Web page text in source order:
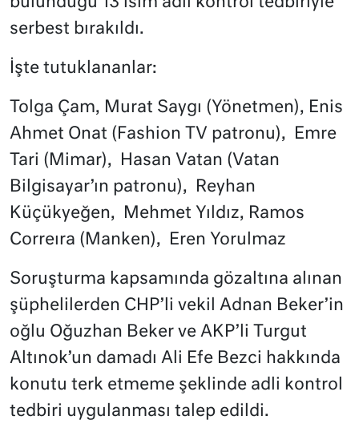
serbest bırakıldı.
İşte tutuklananlar:
Tolga Çam, Murat Saygı (Yönetmen), Enis
Ahmet Onat (Fashion TV patronu), Emre
Tari (Mimar), Hasan Vatan (Vatan
Bilgisayar’ın patronu), Reyhan
Küçükyeğen, Mehmet Yıldız, Ramos
Correıra (Manken), Eren Yorulmaz
Soruşturma kapsamında gözaltına alınan
şüphelilerden CHP’li vekil Adnan Beker’in
oğlu Oğuzhan Beker ve AKP’li Turgut
Altınok’un damadı Ali Efe Bezci hakkında
konutu terk etmeme şeklinde adli kontrol
tedbiri uygulanması talep edildi.